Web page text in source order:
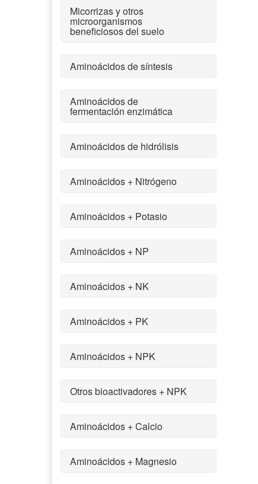
Micorrizas y otros
microorganismos
beneficiosos del suelo
Aminoácidos de síntesis
Aminoácidos de
fermentación enzimática
Aminoácidos de hidrólisis
Aminoácidos + Nitrógeno
Aminoácidos + Potasio
Aminoácidos + NP
Aminoácidos + NK
Aminoácidos + PK
Aminoácidos + NPK
Otros bioactivadores + NPK
Aminoácidos + Calcio
Aminoácidos + Magnesio